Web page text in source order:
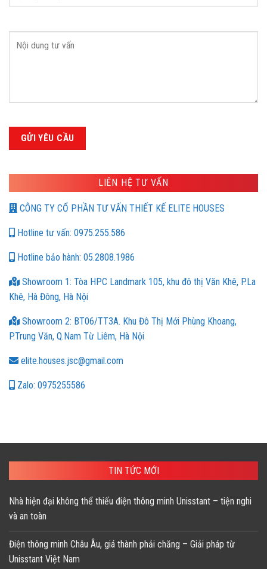
LIÊN HỆ TƯ VẤN
CÔNG TY CỔ PHẦN TƯ VẤN THIẾT KẾ ELITE HOUSES
Hotline tư vấn: 0975.255.586
Hotline bảo hành: 05.2808.1986
Showroom 1: Tòa HPC Landmark 105, khu đô thị Văn Khê, P.La
Khê, Hà Đông, Hà Nội
Showroom 2: BT06/TT3A. Khu Đô Thị Mới Phùng Khoang,
P.Trung Văn, Q.Nam Từ Liêm, Hà Nội
elite.houses.jsc@gmail.com
Zalo: 0975255586
TIN TỨC MỚI
Nhà hiện đại không thể thiếu điện thông minh Unisstant – tiện nghi
và an toàn
Điện thông minh Châu Âu, giá thành phải chăng – Giải pháp từ
Unisstant Việt Nam